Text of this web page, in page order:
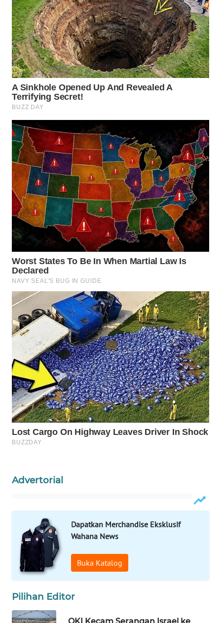
Advertorial
Dapatkan Merchandise Eksklusif
Wahana News
Buka Katalog
Pilihan Editor
OKI Kecam Serangan Israel ke
WN
PRIANGAN
TIMUR
WN
SEMARANG
WN
SOLO
WN
BOROBUDUR
WN
MADURA
WN
SURABAYA
WN
NATUNA
WN
BINTAN
WN
MANDALIKA
WN
LIKUPANG
WN
LABUANBAJO
WN
BORNEO
WAHANA
TANI
WAHANA
ADVOKAT
INFRASTRUKTUR